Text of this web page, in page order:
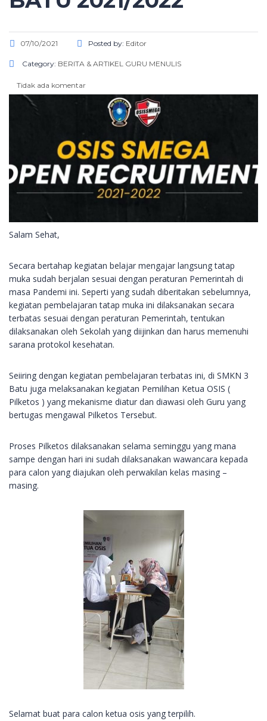
07/10/2021 Posted by: Editor
Category: BERITA & ARTIKEL GURU MENULIS
Tidak ada komentar
Salam Sehat,
Secara bertahap kegiatan belajar mengajar langsung tatap
muka sudah berjalan sesuai dengan peraturan Pemerintah di
masa Pandemi ini. Seperti yang sudah diberitakan sebelumnya,
kegiatan pembelajaran tatap muka ini dilaksanakan secara
terbatas sesuai dengan peraturan Pemerintah, tentukan
dilaksanakan oleh Sekolah yang diijinkan dan harus memenuhi
sarana protokol kesehatan.
Seiiring dengan kegiatan pembelajaran terbatas ini, di SMKN 3
Batu juga melaksanakan kegiatan Pemilihan Ketua OSIS (
Pilketos ) yang mekanisme diatur dan diawasi oleh Guru yang
bertugas mengawal Pilketos Tersebut.
Proses Pilketos dilaksanakan selama seminggu yang mana
sampe dengan hari ini sudah dilaksanakan wawancara kepada
para calon yang diajukan oleh perwakilan kelas masing –
masing.
Selamat buat para calon ketua osis yang terpilih.